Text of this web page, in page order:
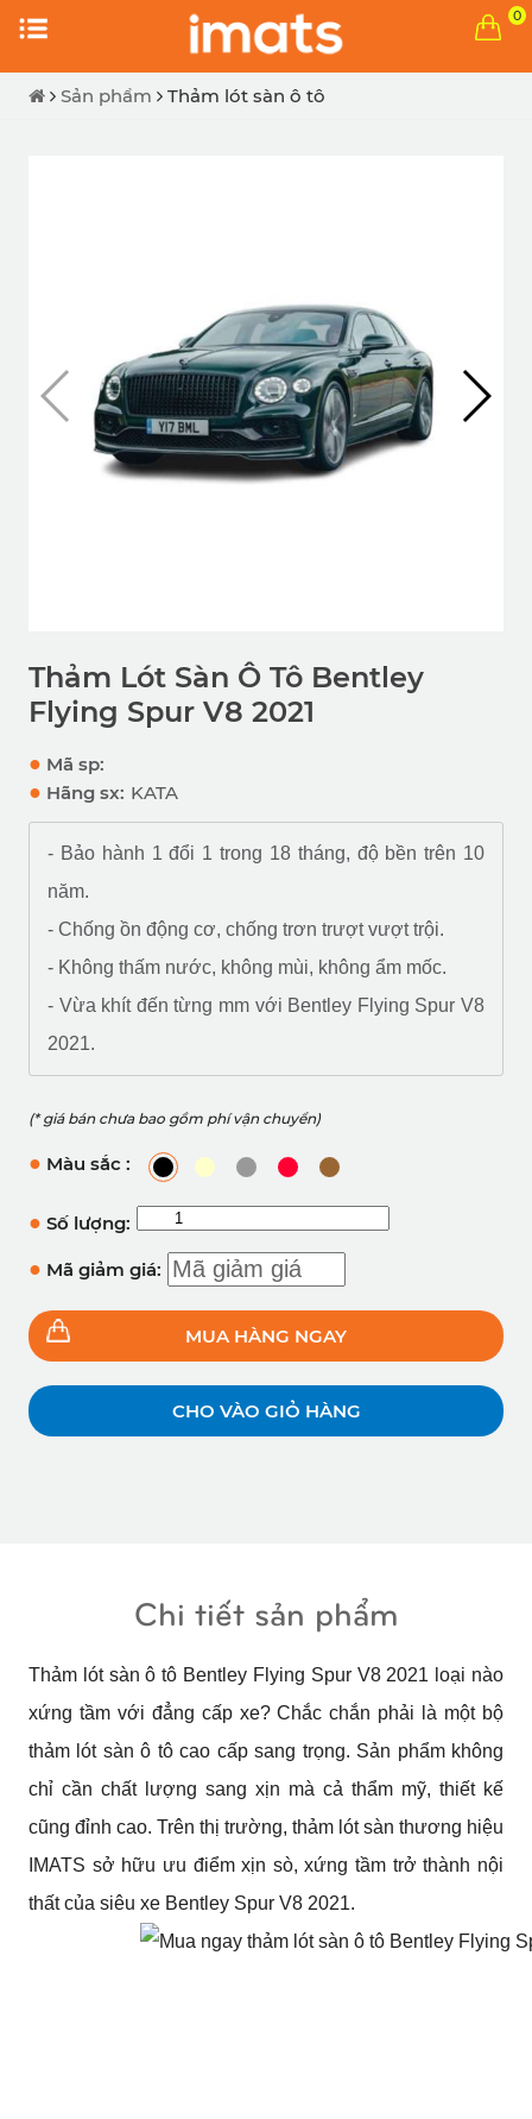
0
Sản phẩm Thảm lót sàn ô tô
Thảm Lót Sàn Ô Tô Bentley
Flying Spur V8 2021
● Mã sp:
● Hãng sx: KATA
- Bảo hành 1 đổi 1 trong 18 tháng, độ bền trên 10
năm.
- Chống ồn động cơ, chống trơn trượt vượt trội.
- Không thấm nước, không mùi, không ẩm mốc.
- Vừa khít đến từng mm với Bentley Flying Spur V8
2021. ​
(* giá bán chưa bao gồm phí vận chuyển)
● Màu sắc :
● Số lượng:
● Mã giảm giá:
MUA HÀNG NGAY
CHO VÀO GIỎ HÀNG
Chi tiết sản phẩm
Thảm lót sàn ô tô Bentley Flying Spur V8 2021 loại nào
xứng tầm với đẳng cấp xe? Chắc chắn phải là một bộ
thảm lót sàn ô tô cao cấp sang trọng. Sản phẩm không
chỉ cần chất lượng sang xịn mà cả thẩm mỹ, thiết kế
cũng đỉnh cao. Trên thị trường, thảm lót sàn thương hiệu
IMATS sở hữu ưu điểm xịn sò, xứng tầm trở thành nội
thất của siêu xe Bentley Spur V8 2021.